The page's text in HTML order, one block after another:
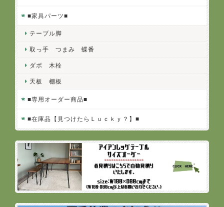
■家具パーツ■
テーブル脚
取っ手 つまみ 蝶番
ダボ 木栓
天板 棚板
■専用オーダー商品■
■在庫品【見つけたらＬｕｃｋｙ？】■